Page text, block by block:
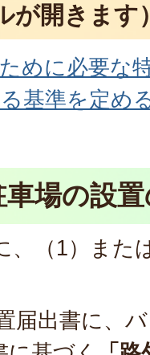
が開きます
めに必要な
基準を定め
場の設
、（1）また
届出書に、